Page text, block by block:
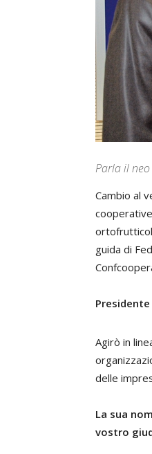
Parla il
Cambio al
guida di
Agirò in
delle
La sua
vostro